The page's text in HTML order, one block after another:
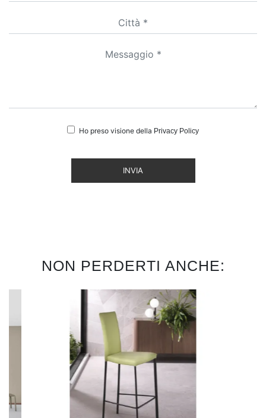
Ho preso visione della Privacy Policy
INVIA
NON PERDERTI ANCHE: